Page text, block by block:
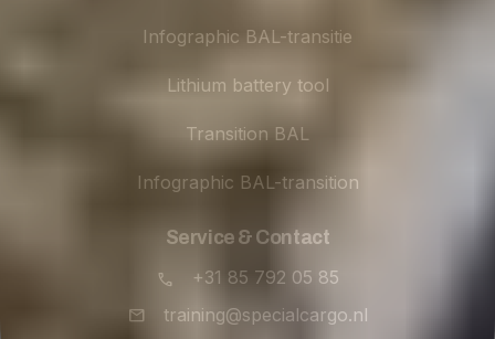
Infographic BAL-transitie
Lithium battery tool
Transition BAL
Infographic BAL-transition
Service & Contact
+31 85 792 05 85
training@specialcargo.nl